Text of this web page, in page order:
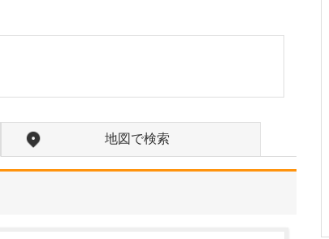
地図で検索
ます。風邪や生活習慣病
から、外傷や関節・筋肉
の痛みなどの整形外科的